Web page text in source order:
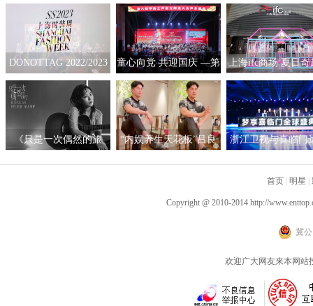
DONOTTAG 2022/2023
时装创意秀开启，众星
携手开启时髦新篇章
童心向党 共迎国庆 —第
六届“华韵之声”语文朗
读大会总展演在京隆重
举行
上海ifc商场 夏日奇
拟互动艺术展
《只是一次偶然的旅
“内娱养生天花板”吕良
已是极限
浙江卫视与喜临门
新营销模式
首页 明星
Copyright @ 2010-2014 http://
冀公
欢迎广大网友来本网站